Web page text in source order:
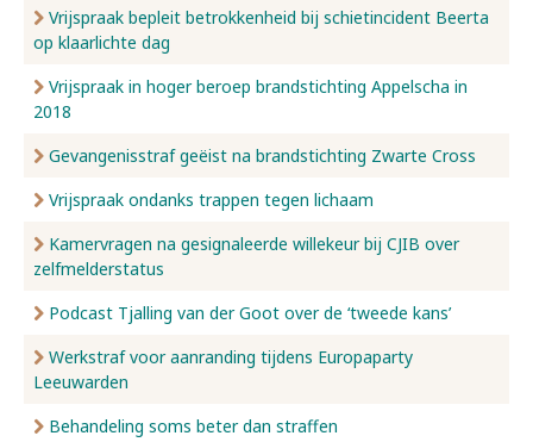
Vrijspraak bepleit betrokkenheid bij schietincident Beerta
op klaarlichte dag
Vrijspraak in hoger beroep brandstichting Appelscha in
2018
Gevangenisstraf geëist na brandstichting Zwarte Cross
Vrijspraak ondanks trappen tegen lichaam
Kamervragen na gesignaleerde willekeur bij CJIB over
zelfmelderstatus
Podcast Tjalling van der Goot over de ‘tweede kans’
Werkstraf voor aanranding tijdens Europaparty
Leeuwarden
Behandeling soms beter dan straffen